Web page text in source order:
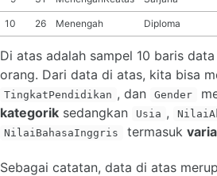
10 26 Menengah Diploma
Di atas adalah sampel 10 baris
orang. Dari data di atas, kita bisa
TingkatPendidikan , dan Gender
kategorik sedangkan Usia ,
NilaiBahasaInggris termasuk
Sebagai catatan, data di atas